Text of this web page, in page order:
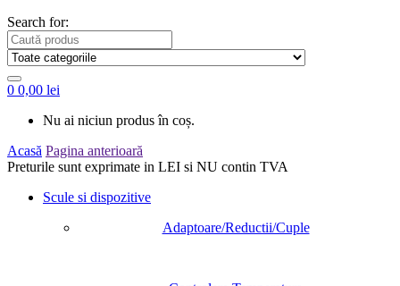
Search for:
0 0,00 lei
Nu ai niciun produs în coș.
Acasă Pagina anterioară
Preturile sunt exprimate in LEI si NU contin TVA
Scule si dispozitive
Adaptoare/Reductii/Cuple